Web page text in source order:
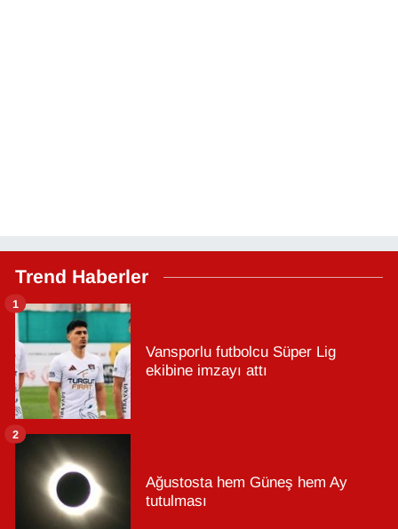
Trend Haberler
Vansporlu futbolcu Süper Lig
ekibine imzayı attı
1
Ağustosta hem Güneş hem Ay
tutulması
2